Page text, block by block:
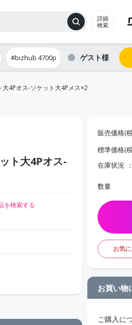
詳細
検索
#bizhub 4700p ゲスト
大4Pオス-ソケット大4Pメス×2
ト大4Pオス-
を検索する
販売価格(
標準価格(
在庫状況
数量
お気
お買い物
ご購入に